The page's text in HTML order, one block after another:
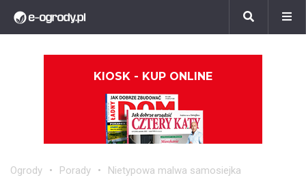
KIOSK - KUP ONLINE
Ogrody Porady Nietypowa malwa samosiejka